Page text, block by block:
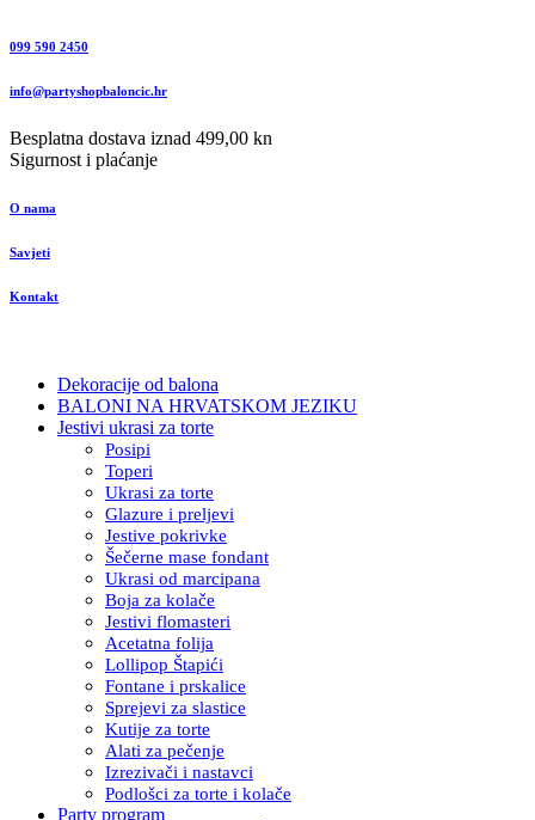
099 590 2450
info@partyshopbaloncic.hr
Besplatna dostava iznad 499,00 kn
Sigurnost i plaćanje
O nama
Savjeti
Kontakt
Dekoracije od balona
BALONI NA HRVATSKOM JEZIKU
Jestivi ukrasi za torte
Posipi
Toperi
Ukrasi za torte
Glazure i preljevi
Jestive pokrivke
Šečerne mase fondant
Ukrasi od marcipana
Boja za kolače
Jestivi flomasteri
Acetatna folija
Lollipop Štapići
Fontane i prskalice
Sprejevi za slastice
Kutije za torte
Alati za pečenje
Izrezivači i nastavci
Podlošci za torte i kolače
Party program